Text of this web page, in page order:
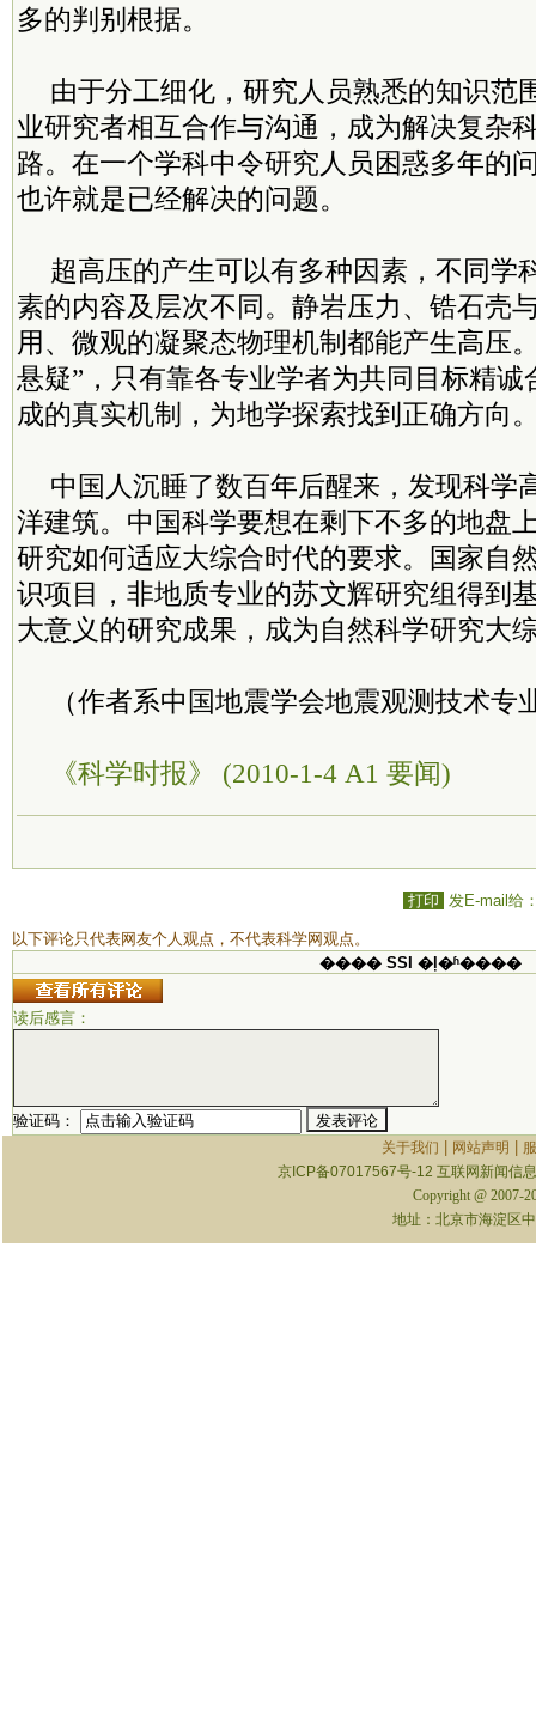
多的判别根据。
由于分工细化，研究人员熟悉的知识范
业研究者相互合作与沟通，成为解决复杂
路。在一个学科中令研究人员困惑多年的
也许就是已经解决的问题。
超高压的产生可以有多种因素，不同学
素的内容及层次不同。静岩压力、锆石壳
用、微观的凝聚态物理机制都能产生高压
悬疑”，只有靠各专业学者为共同目标精
成的真实机制，为地学探索找到正确方向
中国人沉睡了数百年后醒来，发现科学
洋建筑。中国科学要想在剩下不多的地盘
研究如何适应大综合时代的要求。国家自
识项目，非地质专业的苏文辉研究组得到
大意义的研究成果，成为自然科学研究大
（作者系中国地震学会地震观测技术专
《科学时报》 (2010-1-4 A1 要闻)
打印 发E-mail给
以下评论只代表网友个人观点，不代表科学网观点。
���� SSI �ļ�ʱ����
读后感言：
验证码：
关于我们 | 网站声明 |
京ICP备07017567号-12 互联网新闻信
Copyright @ 2007-
地址：北京市海淀区